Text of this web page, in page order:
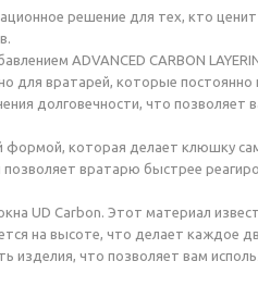
решение для тех, кто
ADVANCED CARBON
для вратарей, которые
долговечности, что
формой, которая делает клюшку
вратарю быстрее
UD Carbon. Этот материал
на высоте, что делает каждое
изделия, что позволяет вам